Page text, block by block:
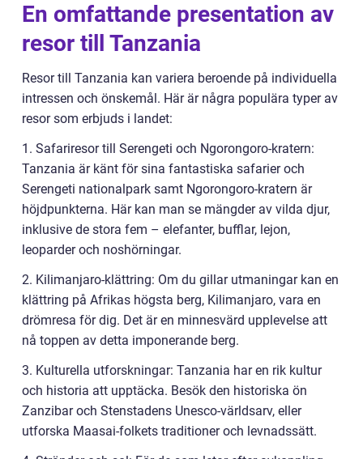
En omfattande presentation av
resor till Tanzania
Resor till Tanzania kan variera beroende på individuella
intressen och önskemål. Här är några populära typer av
resor som erbjuds i landet:
1. Safariresor till Serengeti och Ngorongoro-kratern:
Tanzania är känt för sina fantastiska safarier och
Serengeti nationalpark samt Ngorongoro-kratern är
höjdpunkterna. Här kan man se mängder av vilda djur,
inklusive de stora fem – elefanter, bufflar, lejon,
leoparder och noshörningar.
2. Kilimanjaro-klättring: Om du gillar utmaningar kan en
klättring på Afrikas högsta berg, Kilimanjaro, vara en
drömresa för dig. Det är en minnesvärd upplevelse att
nå toppen av detta imponerande berg.
3. Kulturella utforskningar: Tanzania har en rik kultur
och historia att upptäcka. Besök den historiska ön
Zanzibar och Stenstadens Unesco-världsarv, eller
utforska Maasai-folkets traditioner och levnadssätt.